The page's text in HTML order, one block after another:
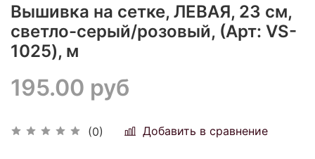
Вышивка на сетке, ЛЕВАЯ, 23 см,
светло-серый/розовый, (Арт: VS-
1025), м
(0) Добавить в сравнение
195.00 руб